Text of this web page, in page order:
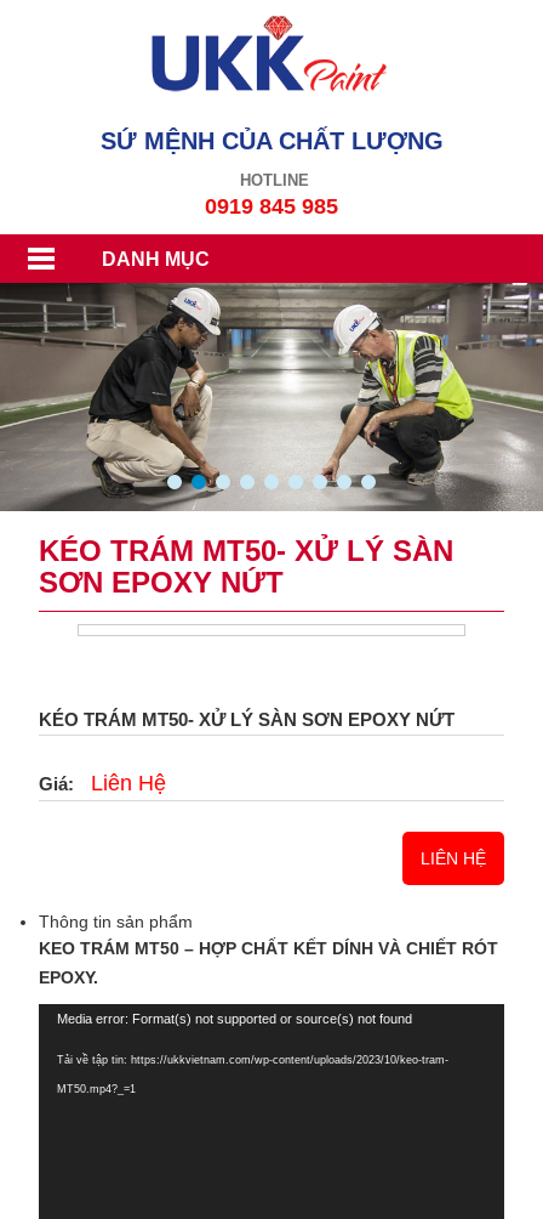
SỨ MỆNH CỦA CHẤT LƯỢNG
HOTLINE
0919 845 985
DANH MỤC
1 2 3 4 5 6 7 8 9
KÉO TRÁM MT50- XỬ LÝ SÀN
SƠN EPOXY NỨT
KÉO TRÁM MT50- XỬ LÝ SÀN SƠN EPOXY NỨT
Giá: Liên Hệ
LIÊN HỆ
Thông tin sản phẩm
KEO TRÁM MT50 – HỢP CHẤT KẾT DÍNH VÀ CHIẾT RÓT
EPOXY.
Trình
Media error: Format(s) not supported or source(s) not found
Tải về tập tin: https://ukkvietnam.com/wp-content/uploads/2023/10/keo-tram-
MT50.mp4?_=1